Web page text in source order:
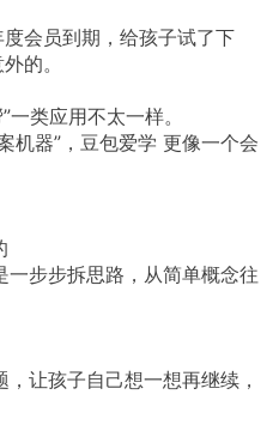
度会员到期，给孩子试了下
的。
一类应用不太一样。
机器”，豆包爱学 更像一个会
一步步拆思路，从简单概念往
让孩子自己想一想再继续，